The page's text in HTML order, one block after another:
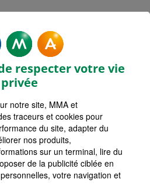
par code postal ou ville
voir les suggestions de
respecter votre vie
privée
notre site, MMA et
traceurs et cookies pour
du site, adapter du
nos produits,
sur un terminal, lire du
de la publicité ciblée en
votre navigation et